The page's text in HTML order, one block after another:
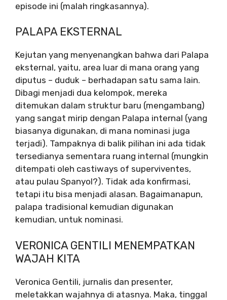
episode ini (malah ringkasannya).
PALAPA EKSTERNAL
Kejutan yang menyenangkan bahwa dari Palapa
eksternal, yaitu, area luar di mana orang yang
diputus – duduk – berhadapan satu sama lain.
Dibagi menjadi dua kelompok, mereka
ditemukan dalam struktur baru (mengambang)
yang sangat mirip dengan Palapa internal (yang
biasanya digunakan, di mana nominasi juga
terjadi). Tampaknya di balik pilihan ini ada tidak
tersedianya sementara ruang internal (mungkin
ditempati oleh castiways of superviventes,
atau pulau Spanyol?). Tidak ada konfirmasi,
tetapi itu bisa menjadi alasan. Bagaimanapun,
palapa tradisional kemudian digunakan
kemudian, untuk nominasi.
VERONICA GENTILI MENEMPATKAN
WAJAH KITA
Veronica Gentili, jurnalis dan presenter,
meletakkan wajahnya di atasnya. Maka, tinggal